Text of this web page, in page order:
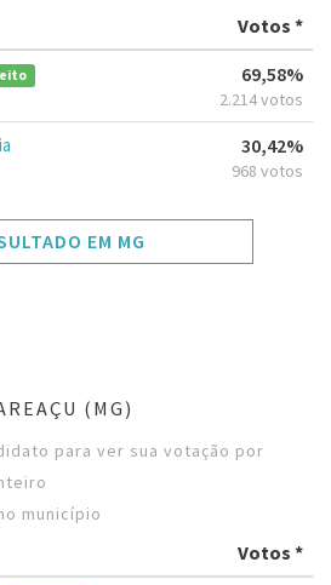
Votos *
69,58%
2.214 votos
30,42%
968 votos
EM MG
(MG)
para ver sua votação por
município
Votos *